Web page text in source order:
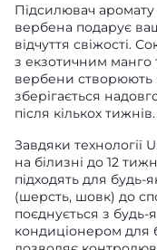
Підсилювач аромату
вербена подарує
відчуття свіжості.
з екзотичним манго
вербени створюють
зберігається
після кількох тижнів.
Завдяки технології
на білизні до 12
підходять для будь-
(шерсть, шовк) до
поєднується з
кондиціонером для